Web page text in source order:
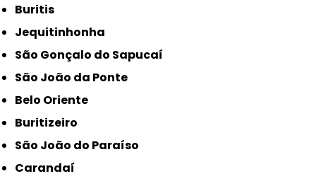
Buritis
Jequitinhonha
São Gonçalo do Sapucaí
São João da Ponte
Belo Oriente
Buritizeiro
São João do Paraíso
Carandaí